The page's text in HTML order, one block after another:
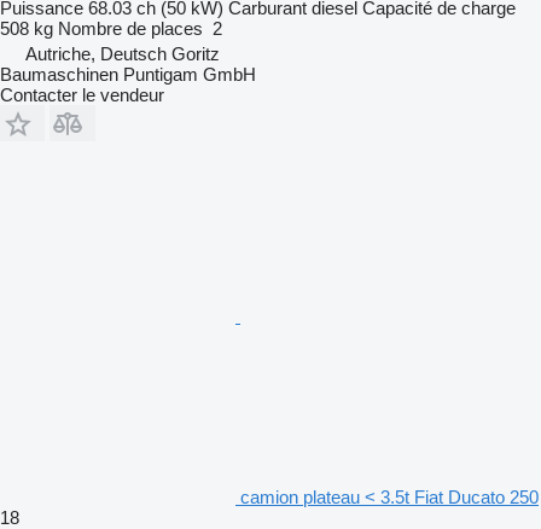
Puissance 68.03 ch (50 kW) Carburant diesel Capacité de charge
508 kg Nombre de places 2
Autriche, Deutsch Goritz
Baumaschinen Puntigam GmbH
Contacter le vendeur
camion plateau < 3.5t Fiat Ducato 250
18